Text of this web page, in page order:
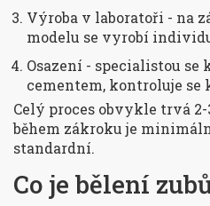
Výroba v laboratoři - na
modelu se vyrobí
Osazení - specialistou
cementem, kontroluje se
Celý proces obvykle trvá
během zákroku je
standardní.
Co je bělení